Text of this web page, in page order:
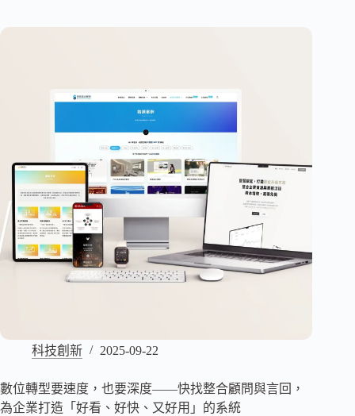
科技創新 2025-09-22
數位轉型要速度，也要深度——快找整合顧問與言回，
為企業打造「好看、好快、又好用」的系統